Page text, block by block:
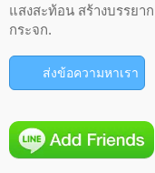
แสงสะท้อน สร้างบรรยา
กระจก.
ส่งข้อความหาเรา